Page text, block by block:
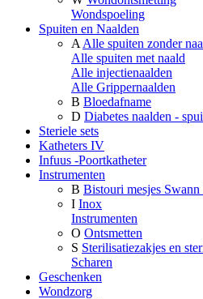
Wondspoeling
Spuiten en Naalden
A Alle spuiten zonder
Alle spuiten met naald
Alle injectienaalden
Alle Grippernaalden
B Bloedafname
D Diabetes naalden -
Steriele sets
Katheters IV
Infuus -Poortkatheter
Instrumenten
B Bistouri mesjes
I Inox
Instrumenten
O Ontsmetten
S Sterilisatiezakjes en
Scharen
Geschenken
Wondzorg